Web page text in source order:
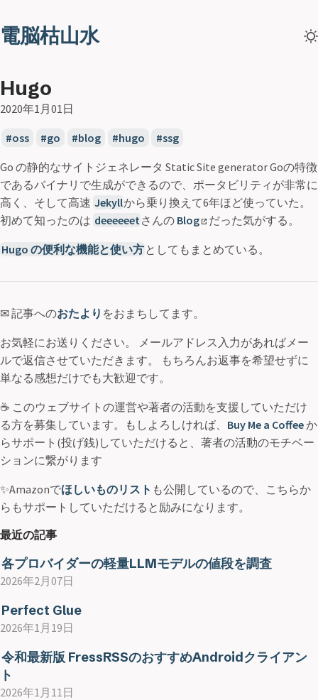
電脳枯山水
Hugo
2020年1月01日
oss go blog hugo ssg
Go の静的なサイトジェネレータ Static Site generator Goの特徴
であるバイナリで生成ができるので、ポータビリティが非常に
高く、そして高速 Jekyllから乗り換えて6年ほど使っていた。
初めて知ったのは deeeeeet さんの Blog だった気がする。
Hugo の便利な機能と使い方としてもまとめている。
✉ 記事へのおたより をおまちしてます。
お気軽にお送りください。 メールアドレス入力があればメー
ルで返信させていただきます。 もちろんお返事を希望せずに
単なる感想だけでも大歓迎です。
☕ このウェブサイトの運営や著者の活動を支援していただけ
る方を募集しています。もしよろしければ、 Buy Me a Coffeeか
らサポート(投げ銭)していただけると、著者の活動のモチベー
ションに繋がります
✨Amazonでほしいものリスト も公開しているので、こちらか
らもサポートしていただけると励みになります。
最近の記事
各プロバイダーの軽量LLMモデルの値段を調査
2026年2月07日
Perfect Glue
2026年1月19日
令和最新版 FressRSSのおすすめAndroidクライアン
ト
2026年1月11日